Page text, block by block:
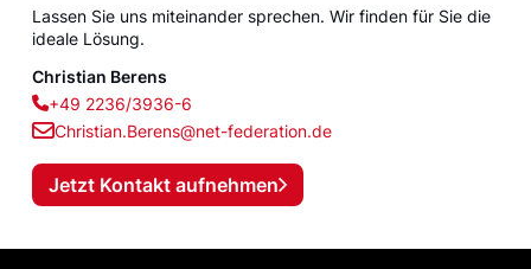
Lassen Sie uns miteinander sprechen. Wir finden für Sie die
ideale Lösung.
Christian Berens
+49 2236/3936-6
Christian.Berens@net-federation.de
Jetzt Kontakt aufnehmen